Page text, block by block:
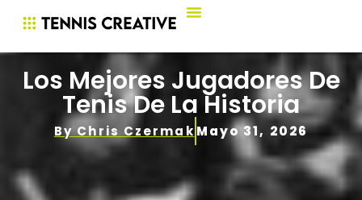
Los Mejores Jugadores De
Tenis De La Historia
ByChris Czermak Mayo 31, 2026